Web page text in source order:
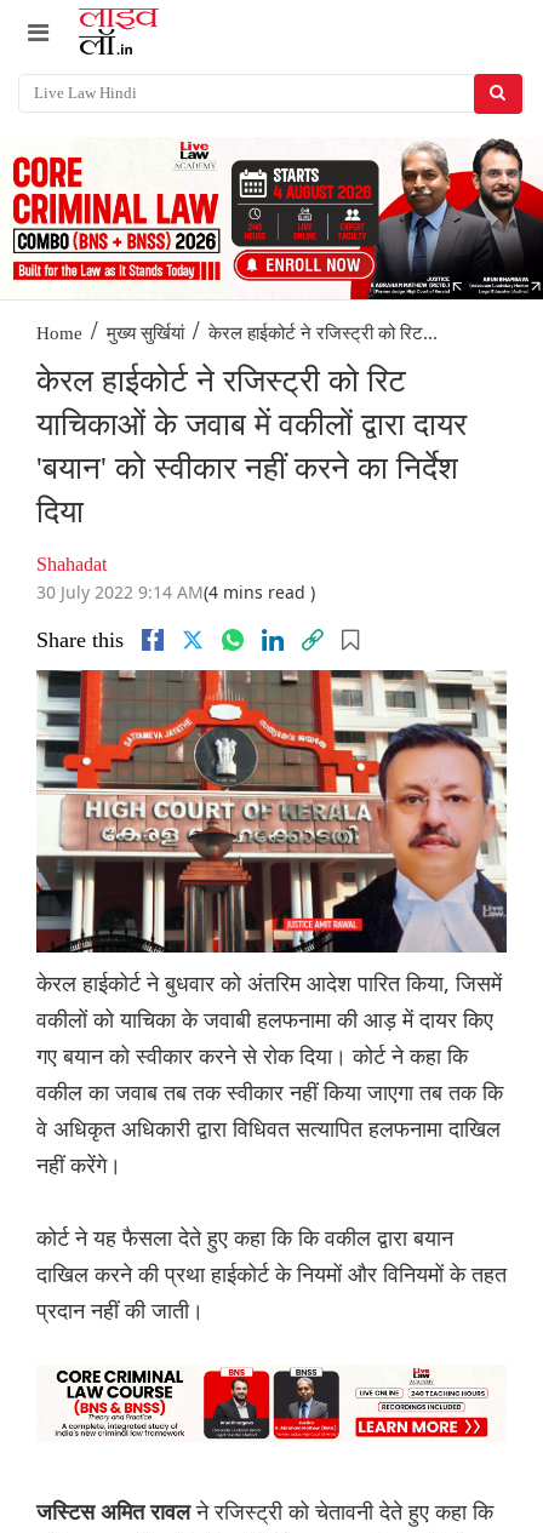
Home / मुख्य सुर्खियां / केरल हाईकोर्ट ने रजिस्ट्री को रिट...
केरल हाईकोर्ट ने रजिस्ट्री को रिट
याचिकाओं के जवाब में वकीलों द्वारा दायर
'बयान' को स्वीकार नहीं करने का निर्देश
दिया
Shahadat
30 July 2022 9:14 AM(4 mins read )
Share this
केरल हाईकोर्ट ने बुधवार को अंतरिम आदेश पारित किया, जिसमें
वकीलों को याचिका के जवाबी हलफनामा की आड़ में दायर किए
गए बयान को स्वीकार करने से रोक दिया। कोर्ट ने कहा कि
वकील का जवाब तब तक स्वीकार नहीं किया जाएगा तब तक कि
वे अधिकृत अधिकारी द्वारा विधिवत सत्यापित हलफनामा दाखिल
नहीं करेंगे।
कोर्ट ने यह फैसला देते हुए कहा कि कि वकील द्वारा बयान
दाखिल करने की प्रथा हाईकोर्ट के नियमों और विनियमों के तहत
प्रदान नहीं की जाती।
जस्टिस अमित रावलने रजिस्ट्री को चेतावनी देते हुए कहा कि